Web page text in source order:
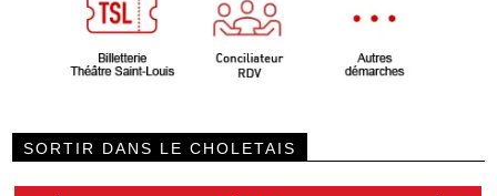
SORTIR DANS LE CHOLETAIS